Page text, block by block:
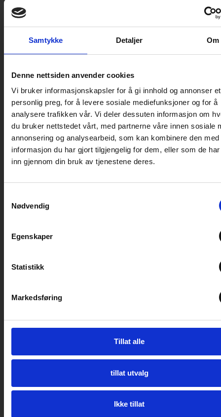
Samtykke Detaljer Om
Denne nettsiden anvender cookies
Vi bruker informasjonskapsler for å gi innhold og annonser et
personlig preg, for å levere sosiale mediefunksjoner og for å
analysere trafikken vår. Vi deler dessuten informasjon om
du bruker nettstedet vårt, med partnerne våre innen sosiale
annonsering og analysearbeid, som kan kombinere den med
informasjon du har gjort tilgjengelig for dem, eller som de
inn gjennom din bruk av tjenestene deres.
Nødvendig
Egenskaper
Statistikk
Markedsføring
Tillat alle
tillat utvalg
Ikke tillat
Flere bloggposter